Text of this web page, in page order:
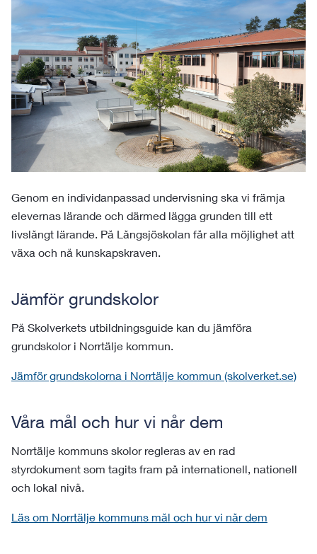
Genom en individanpassad undervisning ska vi främja
elevernas lärande och därmed lägga grunden till ett
livslångt lärande. På Långsjöskolan får alla möjlighet att
växa och nå kunskapskraven.
Jämför grundskolor
På Skolverkets utbildningsguide kan du jämföra
grundskolor i Norrtälje kommun.
Jämför grundskolorna i Norrtälje kommun (skolverket.se)
Våra mål och hur vi når dem
Norrtälje kommuns skolor regleras av en rad
styrdokument som tagits fram på internationell, nationell
och lokal nivå.
Läs om Norrtälje kommuns mål och hur vi når dem